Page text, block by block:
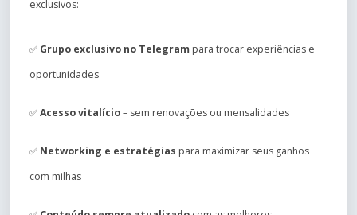
exclusivos:
✅ Grupo exclusivo no Telegram para trocar experiências e
oportunidades
✅Acesso vitalício– sem renovações ou mensalidades
✅ Networking e estratégias para maximizar seus ganhos
com milhas